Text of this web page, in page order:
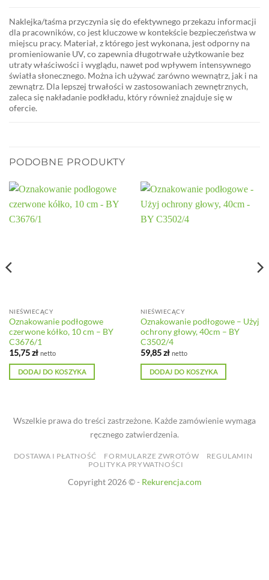
Naklejka/taśma przyczynia się do efektywnego przekazu informacji
dla pracowników, co jest kluczowe w kontekście bezpieczeństwa w
miejscu pracy. Materiał, z którego jest wykonana, jest odporny na
promieniowanie UV, co zapewnia długotrwałe użytkowanie bez
utraty właściwości i wyglądu, nawet pod wpływem intensywnego
światła słonecznego. Można ich używać zarówno wewnątrz, jak i na
zewnątrz. Dla lepszej trwałości w zastosowaniach zewnętrznych,
zaleca się nakładanie podkładu, który również znajduje się w
ofercie.
PODOBNE PRODUKTY
NIEŚWIECĄCY
Oznakowanie podłogowe
czerwone kółko, 10 cm – BY
C3676/1
15,75zł netto
DODAJ DO KOSZYKA
NIEŚWIECĄCY
Oznakowanie podłogowe – Użyj
ochrony głowy, 40cm – BY
C3502/4
59,85zł netto
DODAJ DO KOSZYKA
Wszelkie prawa do treści zastrzeżone. Każde zamówienie wymaga
ręcznego zatwierdzenia.
DOSTAWA I PŁATNOŚĆ FORMULARZE ZWROTÓW
REGULAMIN
POLITYKA PRYWATNOŚCI
Copyright 2026 © - Rekurencja.com